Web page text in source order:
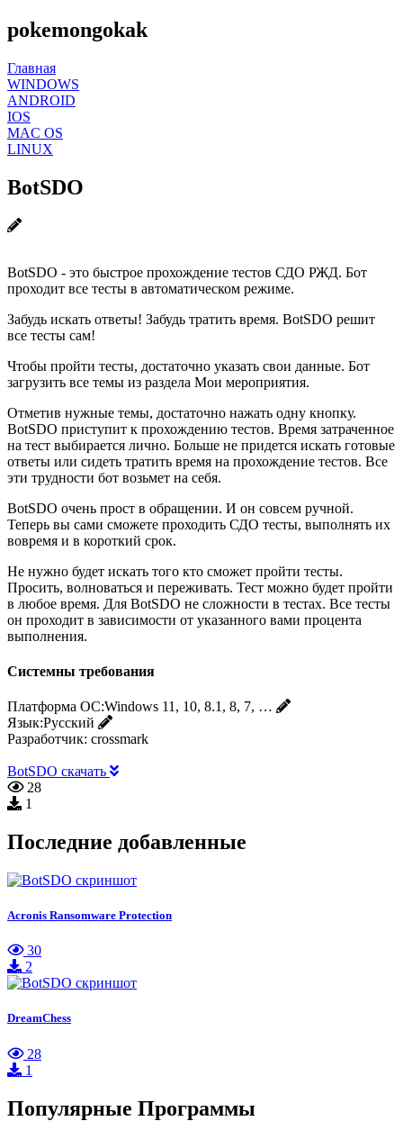
pokemongokak
Главная
WINDOWS
ANDROID
IOS
MAC OS
LINUX
BotSDO
BotSDO - это быстрое прохождение тестов СДО РЖД. Бот
проходит все тесты в автоматическом режиме.
Забудь искать ответы! Забудь тратить время. BotSDO решит
все тесты сам!
Чтобы пройти тесты, достаточно указать свои данные. Бот
загрузить все темы из раздела Мои мероприятия.
Отметив нужные темы, достаточно нажать одну кнопку.
BotSDO приступит к прохождению тестов. Время затраченное
на тест выбирается лично. Больше не придется искать готовые
ответы или сидеть тратить время на прохождение тестов. Все
эти трудности бот возьмет на себя.
BotSDO очень прост в обращении. И он совсем ручной.
Теперь вы сами сможете проходить СДО тесты, выполнять их
вовремя и в короткий срок.
Не нужно будет искать того кто сможет пройти тесты.
Просить, волноваться и переживать. Тест можно будет пройти
в любое время. Для BotSDO не сложности в тестах. Все тесты
он проходит в зависимости от указанного вами процента
выполнения.
Системны требования
Платформа ОС:Windows 11, 10, 8.1, 8, 7, …
Язык:Русский
Разработчик: crossmark
BotSDO скачать
28
1
Последние добавленные
Acronis Ransomware Protection
30
2
DreamChess
28
1
Популярные Программы